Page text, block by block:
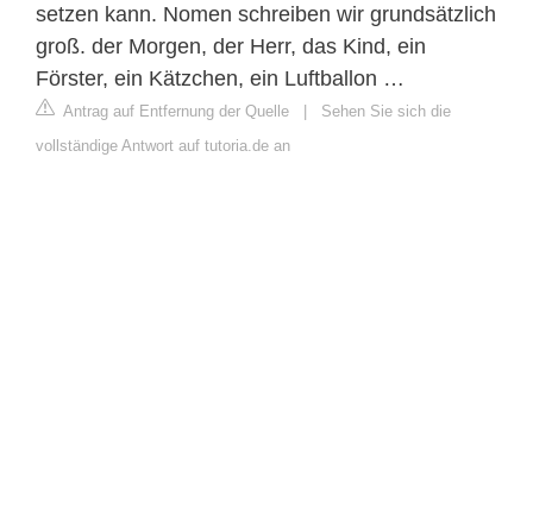
setzen kann. Nomen schreiben wir grundsätzlich
groß. der Morgen, der Herr, das Kind, ein
Förster, ein Kätzchen, ein Luftballon …
Antrag auf Entfernung der Quelle | Sehen Sie sich die
vollständige Antwort auf tutoria.de an